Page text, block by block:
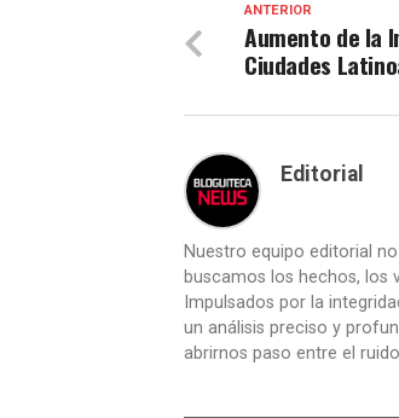
ANTERIOR
Aumento de la
Ciudades
Editorial
Nuestro equipo editorial
buscamos los hechos,
Impulsados por la
un análisis preciso y
abrirnos paso entre el